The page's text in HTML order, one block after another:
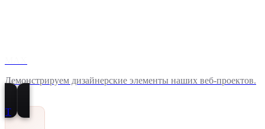
Демонстрируем дизайнерские элементы наших веб-проектов.
T